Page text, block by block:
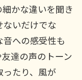
かな違いを聞き
いだけでな
への感受性も
達の声のトーン
たり、風が